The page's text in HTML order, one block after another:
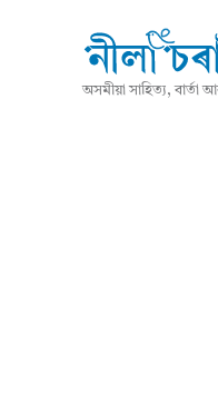
অসমীয়া সাহিত্য,